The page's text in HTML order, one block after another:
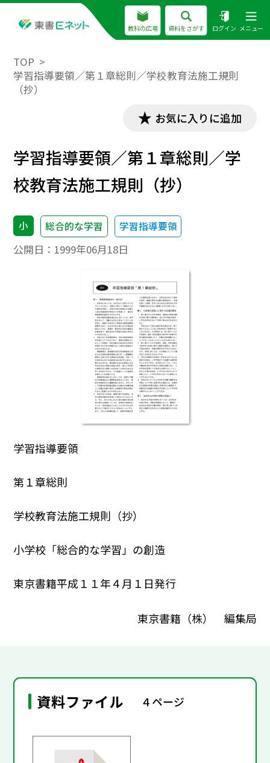
教科の広場 資料をさがす ログイン メニュー
TOP
学習指導要領／第１章総則／学校教育法施工規則
（抄）
お気に入りに追加
学習指導要領／第１章総則／学
校教育法施工規則（抄）
小 総合的な学習 学習指導要領
公開日： 1999年06月18日
学習指導要領
第１章総則
学校教育法施工規則（抄）
小学校「総合的な学習」の創造
東京書籍平成１１年４月１日発行
東京書籍（株） 編集局
資料ファイル ４ページ